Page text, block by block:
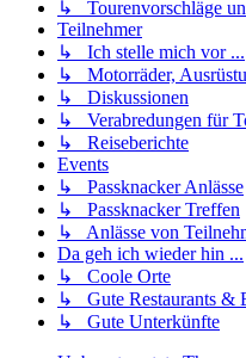
↳ Tourenvorschläge
Teilnehmer
↳ Ich stelle mich vor ...
↳ Motorräder,
↳ Diskussionen
↳ Verabredungen für
↳ Reiseberichte
Events
↳ Passknacker Anlässe
↳ Passknacker Treffen
↳ Anlässe von
Da geh ich wieder hin ...
↳ Coole Orte
↳ Gute Restaurants &
↳ Gute Unterkünfte